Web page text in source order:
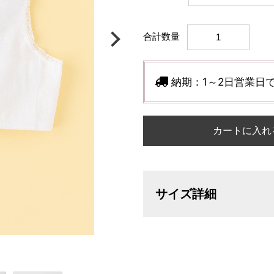
合計数量
納期： 1～2日営業日
カートに入れ
サイズ詳細